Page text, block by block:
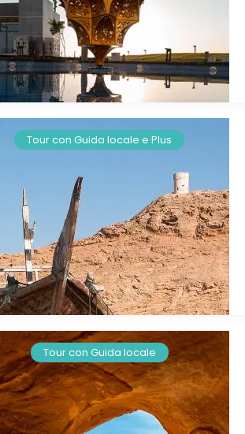
Tour con Guida locale e Plus
Tour con Guida locale